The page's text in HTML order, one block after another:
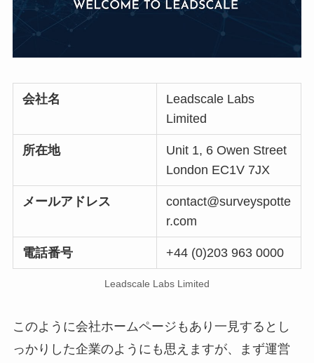
会社名
Leadscale Labs
Limited
所在地
Unit 1, 6 Owen Street
London EC1V 7JX
メールアドレス
contact@surveyspotte
r.com
電話番号 +44 (0)203 963 0000
Leadscale Labs Limited
このように会社ホームページもあり一見するとし
っかりした企業のようにも思えますが、まず運営